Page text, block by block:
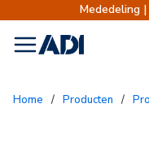
Mededeling |
menu
Home / Producten /